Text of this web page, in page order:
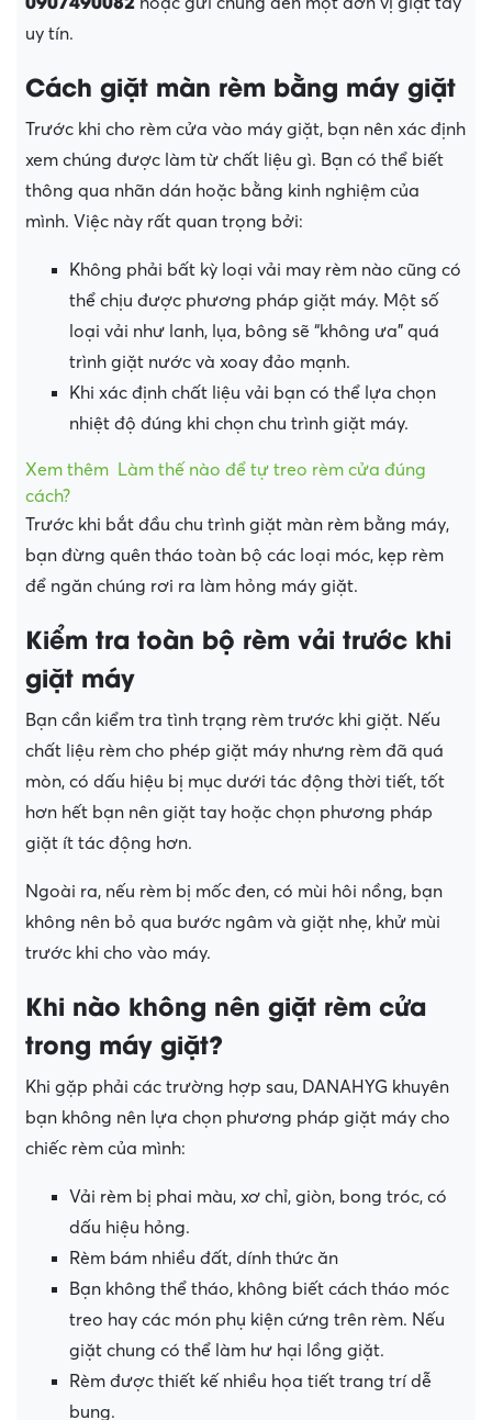
uy tín.
Cách giặt màn rèm bằng máy giặt
Trước khi cho rèm cửa vào máy giặt, bạn nên xác định
xem chúng được làm từ chất liệu gì. Bạn có thể biết
thông qua nhãn dán hoặc bằng kinh nghiệm của
mình. Việc này rất quan trọng bởi:
Không phải bất kỳ loại vải may rèm nào cũng có
thể chịu được phương pháp giặt máy. Một số
loại vải như lanh, lụa, bông sẽ “không ưa” quá
trình giặt nước và xoay đảo mạnh.
Khi xác định chất liệu vải bạn có thể lựa chọn
nhiệt độ đúng khi chọn chu trình giặt máy.
Xem thêm
Làm thế nào để tự treo rèm cửa đúng
cách?
Trước khi bắt đầu chu trình giặt màn rèm bằng máy,
bạn đừng quên tháo toàn bộ các loại móc, kẹp rèm
để ngăn chúng rơi ra làm hỏng máy giặt.
Kiểm tra toàn bộ rèm vải trước khi
giặt máy
Bạn cần kiểm tra tình trạng rèm trước khi giặt. Nếu
chất liệu rèm cho phép giặt máy nhưng rèm đã quá
mòn, có dấu hiệu bị mục dưới tác động thời tiết, tốt
hơn hết bạn nên giặt tay hoặc chọn phương pháp
giặt ít tác động hơn.
Ngoài ra, nếu rèm bị mốc đen, có mùi hôi nồng, bạn
không nên bỏ qua bước ngâm và giặt nhẹ, khử mùi
trước khi cho vào máy.
Khi nào không nên giặt rèm cửa
trong máy giặt?
Khi gặp phải các trường hợp sau, DANAHYG khuyên
bạn không nên lựa chọn phương pháp giặt máy cho
chiếc rèm của mình:
Vải rèm bị phai màu, xơ chỉ, giòn, bong tróc, có
dấu hiệu hỏng.
Rèm bám nhiều đất, dính thức ăn
Bạn không thể tháo, không biết cách tháo móc
treo hay các món phụ kiện cứng trên rèm. Nếu
giặt chung có thể làm hư hại lồng giặt.
Rèm được thiết kế nhiều họa tiết trang trí dễ
bung.